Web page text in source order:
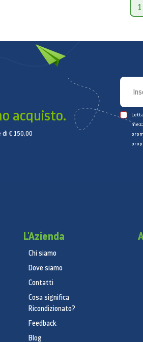
1
acquisto.
€ 150,00
L'Azienda
Chi siamo
Dove siamo
Contatti
Cosa significa
Ricondizionato?
Feedback
Blog